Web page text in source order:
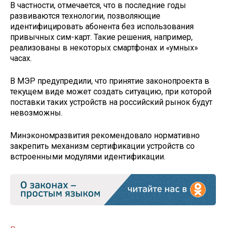
В частности, отмечается, что в последние годы
развиваются технологии, позволяющие
идентифицировать абонента без использования
привычных сим-карт. Такие решения, например,
реализованы в некоторых смартфонах и «умных»
часах.
В МЭР предупредили, что принятие законопроекта в
текущем виде может создать ситуацию, при которой
поставки таких устройств на российский рынок будут
невозможны.
Минэкономразвития рекомендовало нормативно
закрепить механизм сертификации устройств со
встроенными модулями идентификации.